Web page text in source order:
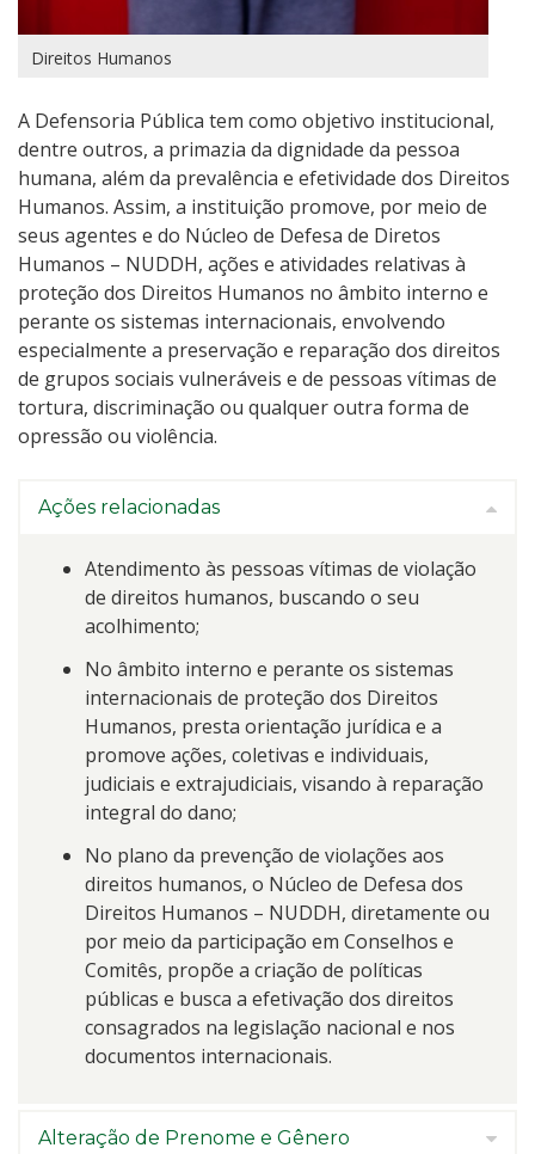
Direitos Humanos
A Defensoria Pública tem como objetivo institucional,
dentre outros, a primazia da dignidade da pessoa
humana, além da prevalência e efetividade dos Direitos
Humanos. Assim, a instituição promove, por meio de
seus agentes e do Núcleo de Defesa de Diretos
Humanos – NUDDH, ações e atividades relativas à
proteção dos Direitos Humanos no âmbito interno e
perante os sistemas internacionais, envolvendo
especialmente a preservação e reparação dos direitos
de grupos sociais vulneráveis e de pessoas vítimas de
tortura, discriminação ou qualquer outra forma de
opressão ou violência.
Ações relacionadas
Atendimento às pessoas vítimas de violação
de direitos humanos, buscando o seu
acolhimento;
No âmbito interno e perante os sistemas
internacionais de proteção dos Direitos
Humanos, presta orientação jurídica e a
promove ações, coletivas e individuais,
judiciais e extrajudiciais, visando à reparação
integral do dano;
No plano da prevenção de violações aos
direitos humanos, o Núcleo de Defesa dos
Direitos Humanos – NUDDH, diretamente ou
por meio da participação em Conselhos e
Comitês, propõe a criação de políticas
públicas e busca a efetivação dos direitos
consagrados na legislação nacional e nos
documentos internacionais.
Alteração de Prenome e Gênero